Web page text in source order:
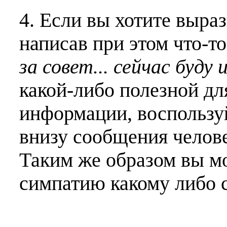
4. Если вы хотите
написав при этом что-
за совет... сейчас буду
какой-либо полезной
информации,
внизу сообщения
Таким же образом вы
симпатию какому